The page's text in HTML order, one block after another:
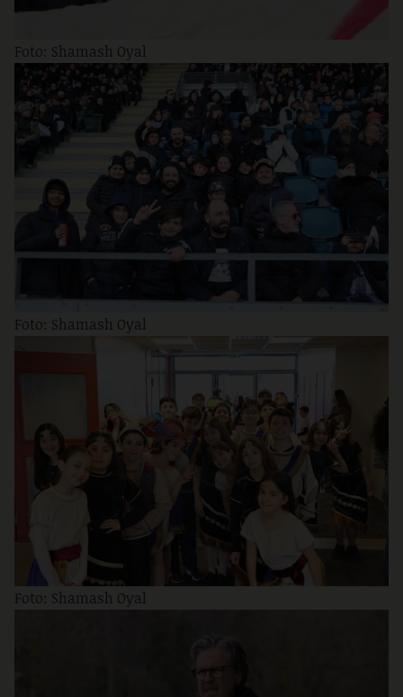
Foto: Shamash Oyal
Foto: Shamash Oyal
Foto: Shamash Oyal